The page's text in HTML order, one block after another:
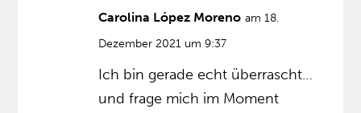
Carolina López Moreno am 18.
Dezember 2021 um 9:37
Ich bin gerade echt überrascht…
und frage mich im Moment